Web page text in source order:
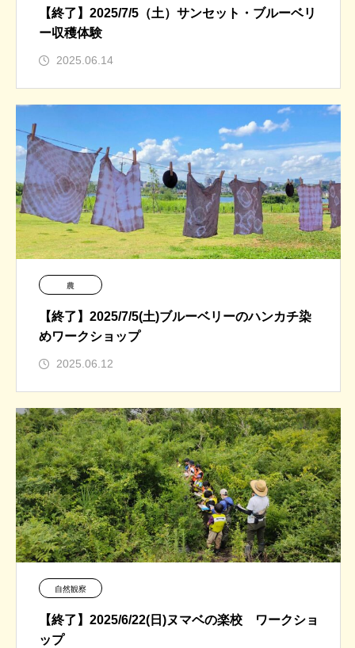
【終了】2025/7/5（土）サンセット・ブルーベリ
ー収穫体験
2025.06.14
農
【終了】2025/7/5(土)ブルーベリーのハンカチ染
めワークショップ
2025.06.12
自然観察
【終了】2025/6/22(日)ヌマベの楽校 ワークショ
ップ